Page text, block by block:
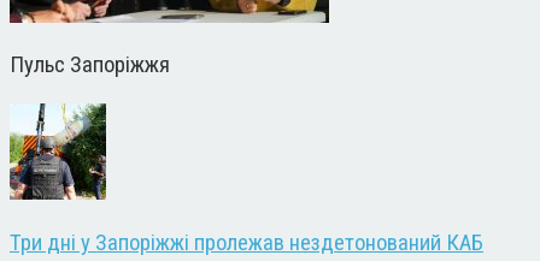
Пульс Запоріжжя
Три дні у Запоріжжі пролежав нездетонований КАБ